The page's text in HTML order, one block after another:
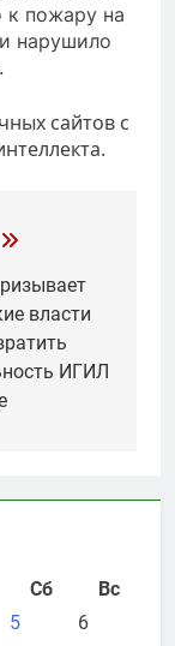
к пожару на
нарушило
сайтов с
власти
ИГИЛ
Сб
Вс
5
6